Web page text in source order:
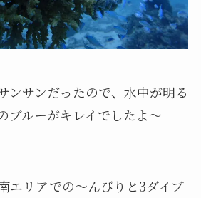
ンサンだったので、水中が明る
ブルーがキレイでしたよ～
エリアでの～んびりと3ダイブ